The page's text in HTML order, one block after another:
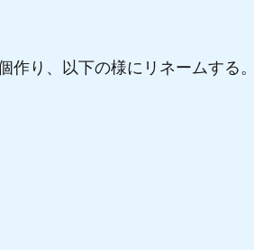
作り、以下の様にリネームする